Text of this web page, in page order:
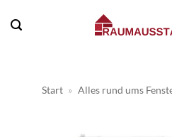
Inhalt
Start » Alles rund ums